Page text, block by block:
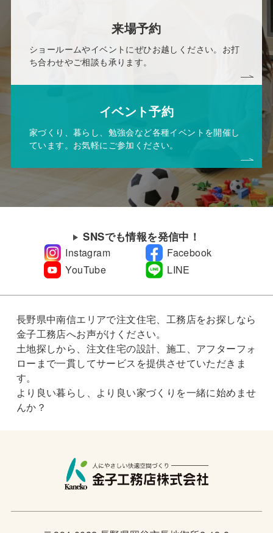
来場予約
ショールームやイベントにぜひお越しください。お打
ち合わせやご相談も承ります。
イベント予約
家づくり、暮らし、勉強会など各種イベントを開催し
ています。お気軽にご参加ください。
SNSでも情報を発信中！
Instagram
Facebook
YouTube
LINE
長野県中南信エリアで注文住宅、工務店をお探しなら
金子工務店へお声がけください。
土地探しから、注文住宅の設計、施工、アフターフォ
ローまで一貫してサービスを提供させていただきま
す。
より良い暮らし、より良い家づくりを一緒に始めませ
んか？